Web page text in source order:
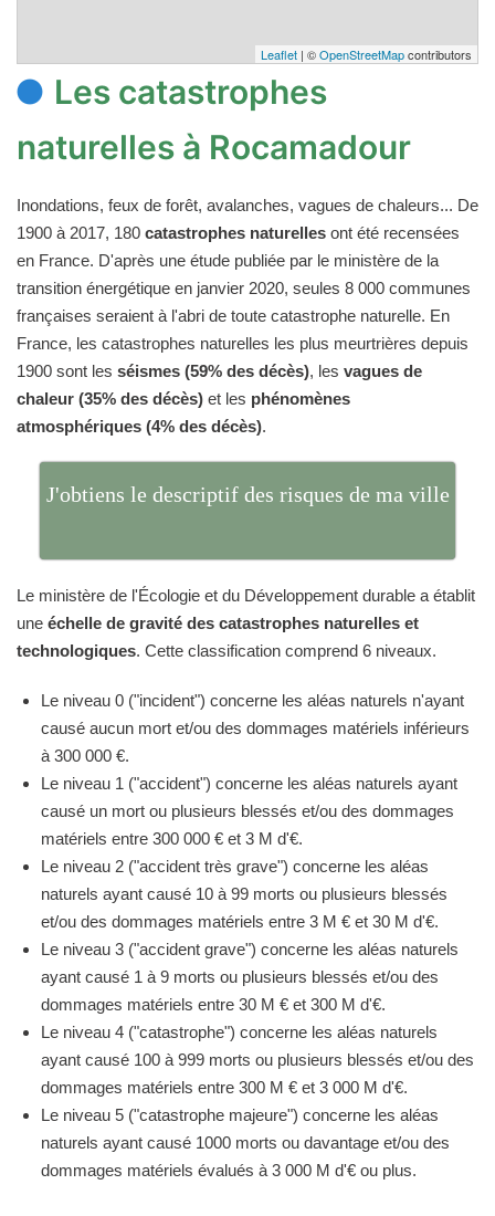
Leaflet | ©OpenStreetMapcontributors
Les catastrophes
naturelles à Rocamadour
Inondations, feux de forêt, avalanches, vagues de chaleurs... De
1900 à 2017, 180 catastrophes naturelles ont été recensées
en France. D'après une étude publiée par le ministère de la
transition énergétique en janvier 2020, seules 8 000 communes
françaises seraient à l'abri de toute catastrophe naturelle. En
France, les catastrophes naturelles les plus meurtrières depuis
1900 sont les séismes (59% des décès), les vagues de
chaleur (35% des décès) et les phénomènes
atmosphériques (4% des décès).
J'obtiens le descriptif des risques de ma ville
Le ministère de l'Écologie et du Développement durable a établit
une échelle de gravité des catastrophes naturelles et
technologiques. Cette classification comprend 6 niveaux.
Le niveau 0 ("incident") concerne les aléas naturels n'ayant
causé aucun mort et/ou des dommages matériels inférieurs
à 300 000 €.
Le niveau 1 ("accident") concerne les aléas naturels ayant
causé un mort ou plusieurs blessés et/ou des dommages
matériels entre 300 000 € et 3 M d'€.
Le niveau 2 ("accident très grave") concerne les aléas
naturels ayant causé 10 à 99 morts ou plusieurs blessés
et/ou des dommages matériels entre 3 M € et 30 M d'€.
Le niveau 3 ("accident grave") concerne les aléas naturels
ayant causé 1 à 9 morts ou plusieurs blessés et/ou des
dommages matériels entre 30 M € et 300 M d'€.
Le niveau 4 ("catastrophe") concerne les aléas naturels
ayant causé 100 à 999 morts ou plusieurs blessés et/ou des
dommages matériels entre 300 M € et 3 000 M d'€.
Le niveau 5 ("catastrophe majeure") concerne les aléas
naturels ayant causé 1000 morts ou davantage et/ou des
dommages matériels évalués à 3 000 M d'€ ou plus.